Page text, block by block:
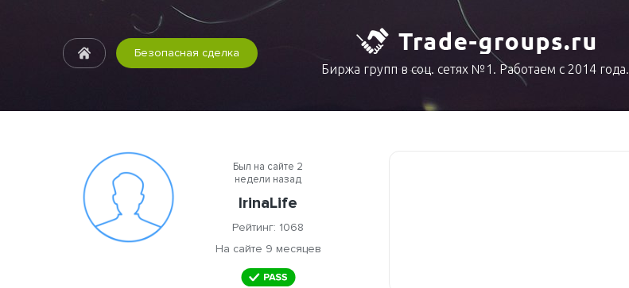
Безопасная сделка
Биржа групп в соц. сетях №1. Работаем с 2014 года.
Был на сайте 2
недели назад
IrinaLife
Рейтинг: 1068
На сайте 9 месяцев